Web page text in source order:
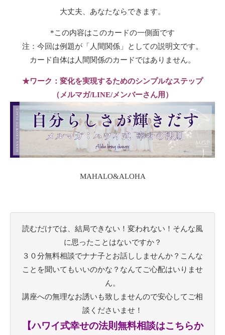
大丈夫、あなたならできます。
*この内容はこのカードの一側面です
注：今回は例題が「人間関係」としての説明文です。
カード自体は人間関係のカードではありません。
★ワーク：変化を実現するためのシンプルなステップ
（メルマガ/LINE/メンバーさん用）
MAHALO&ALOHA
読むだけでは、結局できない！変われない！そんな風
に思ったことはないですか？
３０分無料相談でナナ子とお話ししませんか？こんな
ことを聞いてもいいのかな？なんてご心配はいりませ
ん。
講座への無理なお誘いも致しませんので安心してご相
談くださいませ！
【ハワイ式幸せの法則無料相談はこちらか